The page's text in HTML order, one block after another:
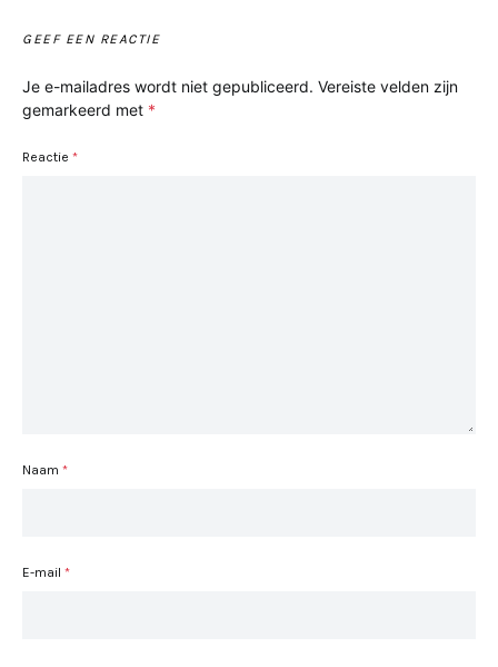
GEEF EEN REACTIE
Je e-mailadres wordt niet gepubliceerd. Vereiste velden zijn
gemarkeerd met *
Reactie *
Naam *
E-mail *